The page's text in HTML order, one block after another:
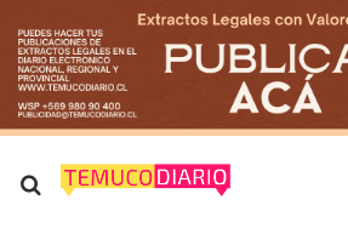
Buscar por